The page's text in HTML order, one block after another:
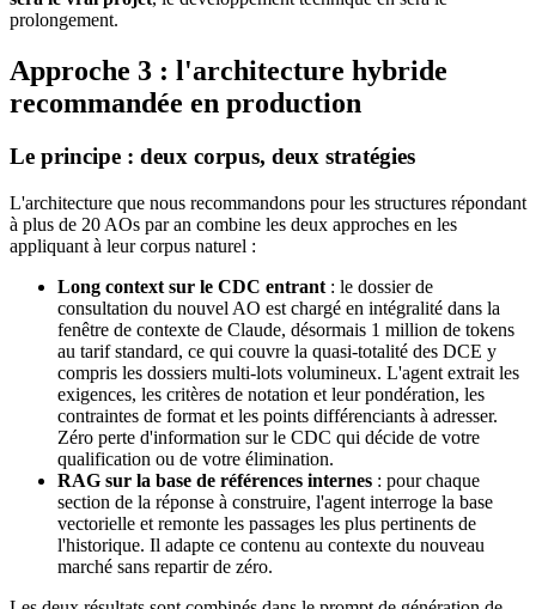
prolongement.
Approche 3 : l'architecture hybride
recommandée en production
Le principe : deux corpus, deux stratégies
L'architecture que nous recommandons pour les structures répondant
à plus de 20 AOs par an combine les deux approches en les
appliquant à leur corpus naturel :
Long context sur le CDC entrant : le dossier de
consultation du nouvel AO est chargé en intégralité dans la
fenêtre de contexte de Claude, désormais 1 million de tokens
au tarif standard, ce qui couvre la quasi-totalité des DCE y
compris les dossiers multi-lots volumineux. L'agent extrait les
exigences, les critères de notation et leur pondération, les
contraintes de format et les points différenciants à adresser.
Zéro perte d'information sur le CDC qui décide de votre
qualification ou de votre élimination.
RAG sur la base de références internes : pour chaque
section de la réponse à construire, l'agent interroge la base
vectorielle et remonte les passages les plus pertinents de
l'historique. Il adapte ce contenu au contexte du nouveau
marché sans repartir de zéro.